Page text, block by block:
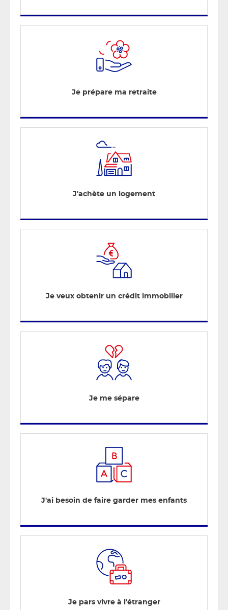
Je prépare ma retraite
J'achète un logement
Je veux obtenir un crédit immobilier
Je me sépare
J'ai besoin de faire garder mes enfants
Je pars vivre à l'étranger